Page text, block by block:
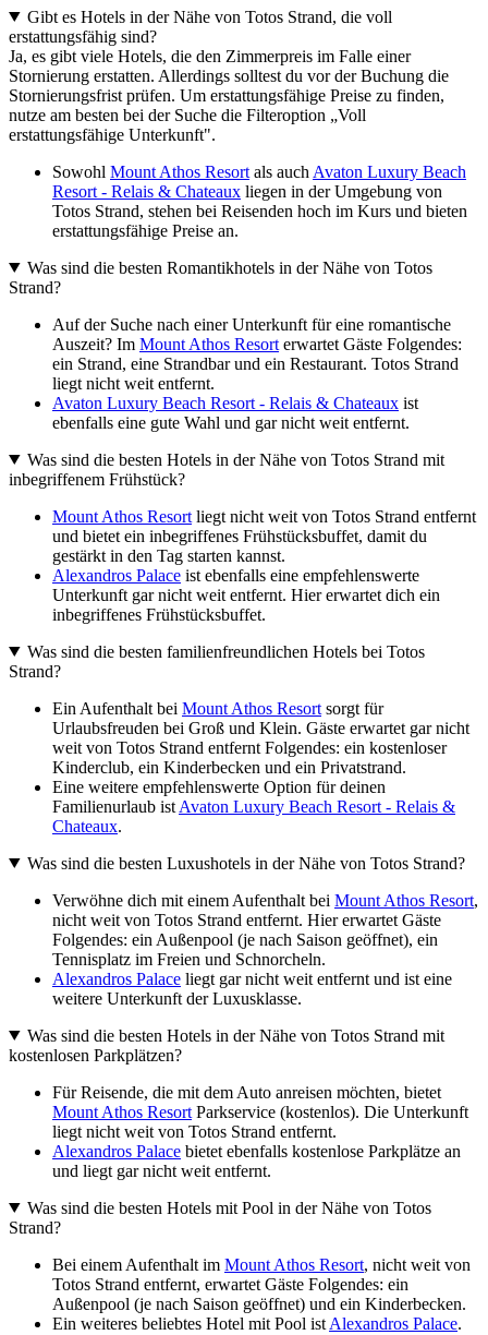
Gibt es Hotels in der Nähe von Totos Strand, die voll
erstattungsfähig sind?
Ja, es gibt viele Hotels, die den Zimmerpreis im Falle einer
Stornierung erstatten. Allerdings solltest du vor der Buchung die
Stornierungsfrist prüfen. Um erstattungsfähige Preise zu finden,
nutze am besten bei der Suche die Filteroption „Voll
erstattungsfähige Unterkunft".
Sowohl Mount Athos Resort als auch Avaton Luxury Beach
Resort - Relais & Chateaux liegen in der Umgebung von
Totos Strand, stehen bei Reisenden hoch im Kurs und bieten
erstattungsfähige Preise an.
Was sind die besten Romantikhotels in der Nähe von Totos
Strand?
Auf der Suche nach einer Unterkunft für eine romantische
Auszeit? Im Mount Athos Resort erwartet Gäste Folgendes:
ein Strand, eine Strandbar und ein Restaurant. Totos Strand
liegt nicht weit entfernt.
Avaton Luxury Beach Resort - Relais & Chateaux ist
ebenfalls eine gute Wahl und gar nicht weit entfernt.
Was sind die besten Hotels in der Nähe von Totos Strand mit
inbegriffenem Frühstück?
Mount Athos Resort liegt nicht weit von Totos Strand entfernt
und bietet ein inbegriffenes Frühstücksbuffet, damit du
gestärkt in den Tag starten kannst.
Alexandros Palace ist ebenfalls eine empfehlenswerte
Unterkunft gar nicht weit entfernt. Hier erwartet dich ein
inbegriffenes Frühstücksbuffet.
Was sind die besten familienfreundlichen Hotels bei Totos
Strand?
Ein Aufenthalt bei Mount Athos Resort sorgt für
Urlaubsfreuden bei Groß und Klein. Gäste erwartet gar nicht
weit von Totos Strand entfernt Folgendes: ein kostenloser
Kinderclub, ein Kinderbecken und ein Privatstrand.
Eine weitere empfehlenswerte Option für deinen
Familienurlaub ist Avaton Luxury Beach Resort - Relais &
Chateaux.
Was sind die besten Luxushotels in der Nähe von Totos Strand?
Verwöhne dich mit einem Aufenthalt bei Mount Athos Resort,
nicht weit von Totos Strand entfernt. Hier erwartet Gäste
Folgendes: ein Außenpool (je nach Saison geöffnet), ein
Tennisplatz im Freien und Schnorcheln.
Alexandros Palace liegt gar nicht weit entfernt und ist eine
weitere Unterkunft der Luxusklasse.
Was sind die besten Hotels in der Nähe von Totos Strand mit
kostenlosen Parkplätzen?
Für Reisende, die mit dem Auto anreisen möchten, bietet
Mount Athos Resort Parkservice (kostenlos). Die Unterkunft
liegt nicht weit von Totos Strand entfernt.
Alexandros Palace bietet ebenfalls kostenlose Parkplätze an
und liegt gar nicht weit entfernt.
Was sind die besten Hotels mit Pool in der Nähe von Totos
Strand?
Bei einem Aufenthalt im Mount Athos Resort, nicht weit von
Totos Strand entfernt, erwartet Gäste Folgendes: ein
Außenpool (je nach Saison geöffnet) und ein Kinderbecken.
Ein weiteres beliebtes Hotel mit Pool ist Alexandros Palace.